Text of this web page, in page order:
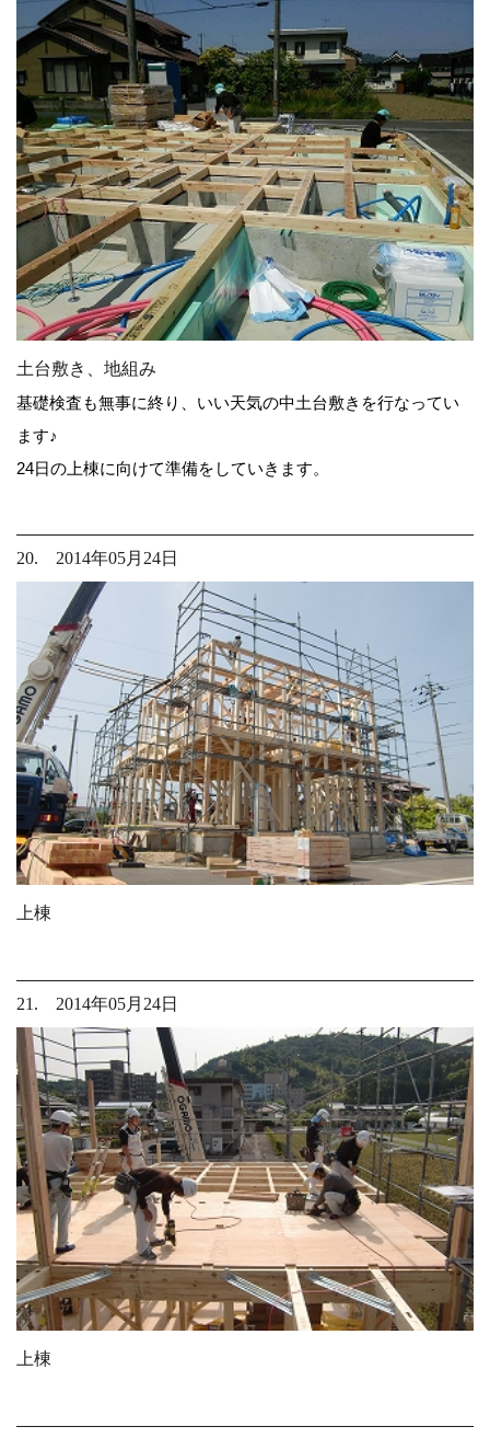
土台敷き、地組み
基礎検査も無事に終り、いい天気の中土台敷きを行なってい
ます♪
24日の上棟に向けて準備をしていきます。
20. 2014年05月24日
上棟
21. 2014年05月24日
上棟